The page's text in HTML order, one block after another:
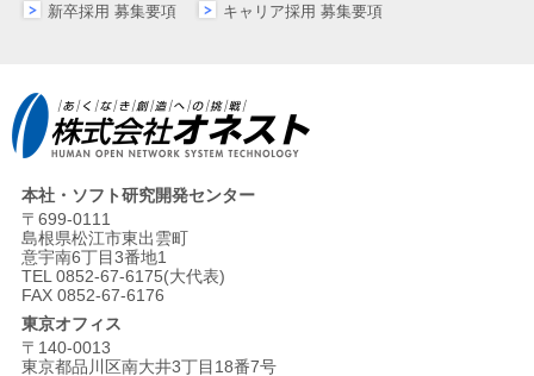
新卒採用 募集要項 キャリア採用 募集要項
本社・ソフト研究開発センター
〒699-0111
島根県松江市東出雲町
意宇南6丁目3番地1
TEL 0852-67-6175(大代表)
FAX 0852-67-6176
東京オフィス
〒140-0013
東京都品川区南大井3丁目18番7号